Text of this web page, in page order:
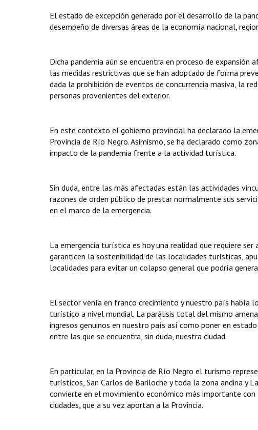
El estado de excepción generado por el desarrollo de la
desempeño de diversas áreas de la economía nacional,
Dicha pandemia aún se encuentra en proceso de
las medidas restrictivas que se han adoptado de forma
dada la prohibición de eventos de concurrencia masiva, la
personas provenientes del exterior.
En este contexto el gobierno provincial ha declarado la
Provincia de Río Negro. Asimismo, se ha declarado como
impacto de la pandemia frente a la actividad turística.
Sin duda, entre las más afectadas están las actividades
razones de orden público de prestar normalmente sus
en el marco de la emergencia.
La emergencia turística es hoy una realidad que requiere
garanticen la sostenibilidad de las localidades turísticas,
localidades para evitar un colapso general que podría
El sector venía en franco crecimiento y nuestro país había
turístico a nivel mundial. La parálisis total del mismo
ingresos genuinos en nuestro país así como poner en
entre las que se encuentra, sin duda, nuestra ciudad.
En particular, en la Provincia de Río Negro el turismo
turísticos, San Carlos de Bariloche y toda la zona andina y
convierte en el movimiento económico más importante
ciudades, que a su vez aportan a la Provincia.